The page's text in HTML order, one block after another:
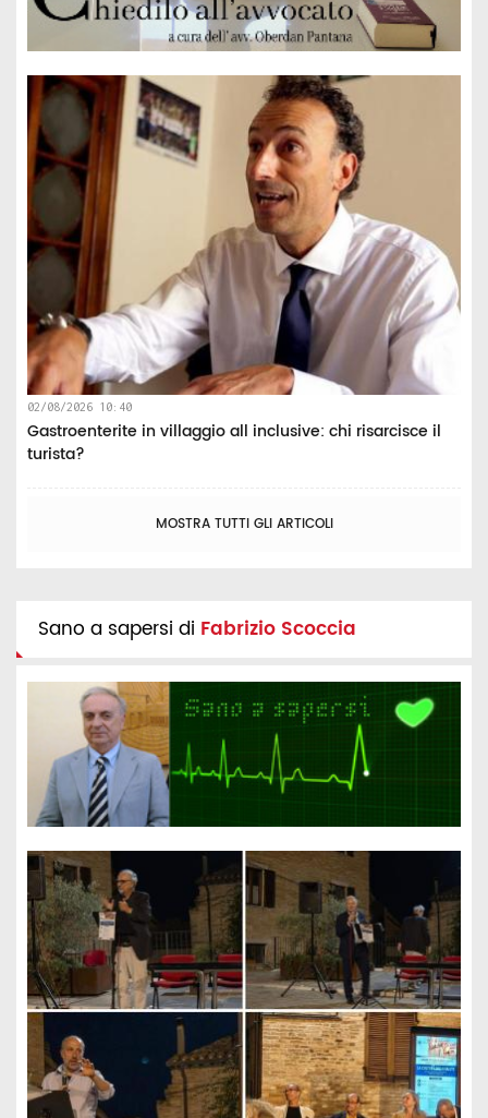
02/08/2026 10:40
Gastroenterite in villaggio all inclusive: chi risarcisce il
turista?
MOSTRA TUTTI GLI ARTICOLI
Sano a sapersi di Fabrizio Scoccia